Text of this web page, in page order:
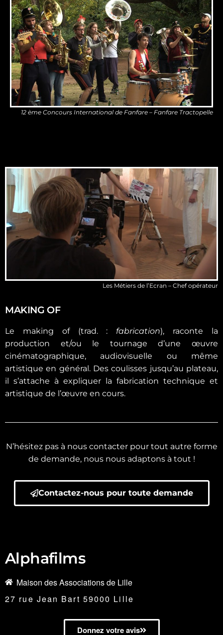
12 ème Concours International de Fanfare – Fanfare Tractopelle
Les Métiers de l’Ecran – Chef opérateur
MAKING OF
Le making of (trad. : fabrication), raconte la
production et/ou le tournage d’une œuvre
cinématographique, audiovisuelle ou même
artistique en général. Des coulisses jusqu’au plateau,
il s’attache à expliquer la fabrication technique et
artistique de l’œuvre en cours.
N’hésitez pas à nous contacter pour tout autre forme
de demande, nous nous adaptons à tout !
Contactez-nous pour toute demande
Alphafilms
Maison des Associations de Lille
27 rue Jean Bart 59000 Lille
Donnez votre avis